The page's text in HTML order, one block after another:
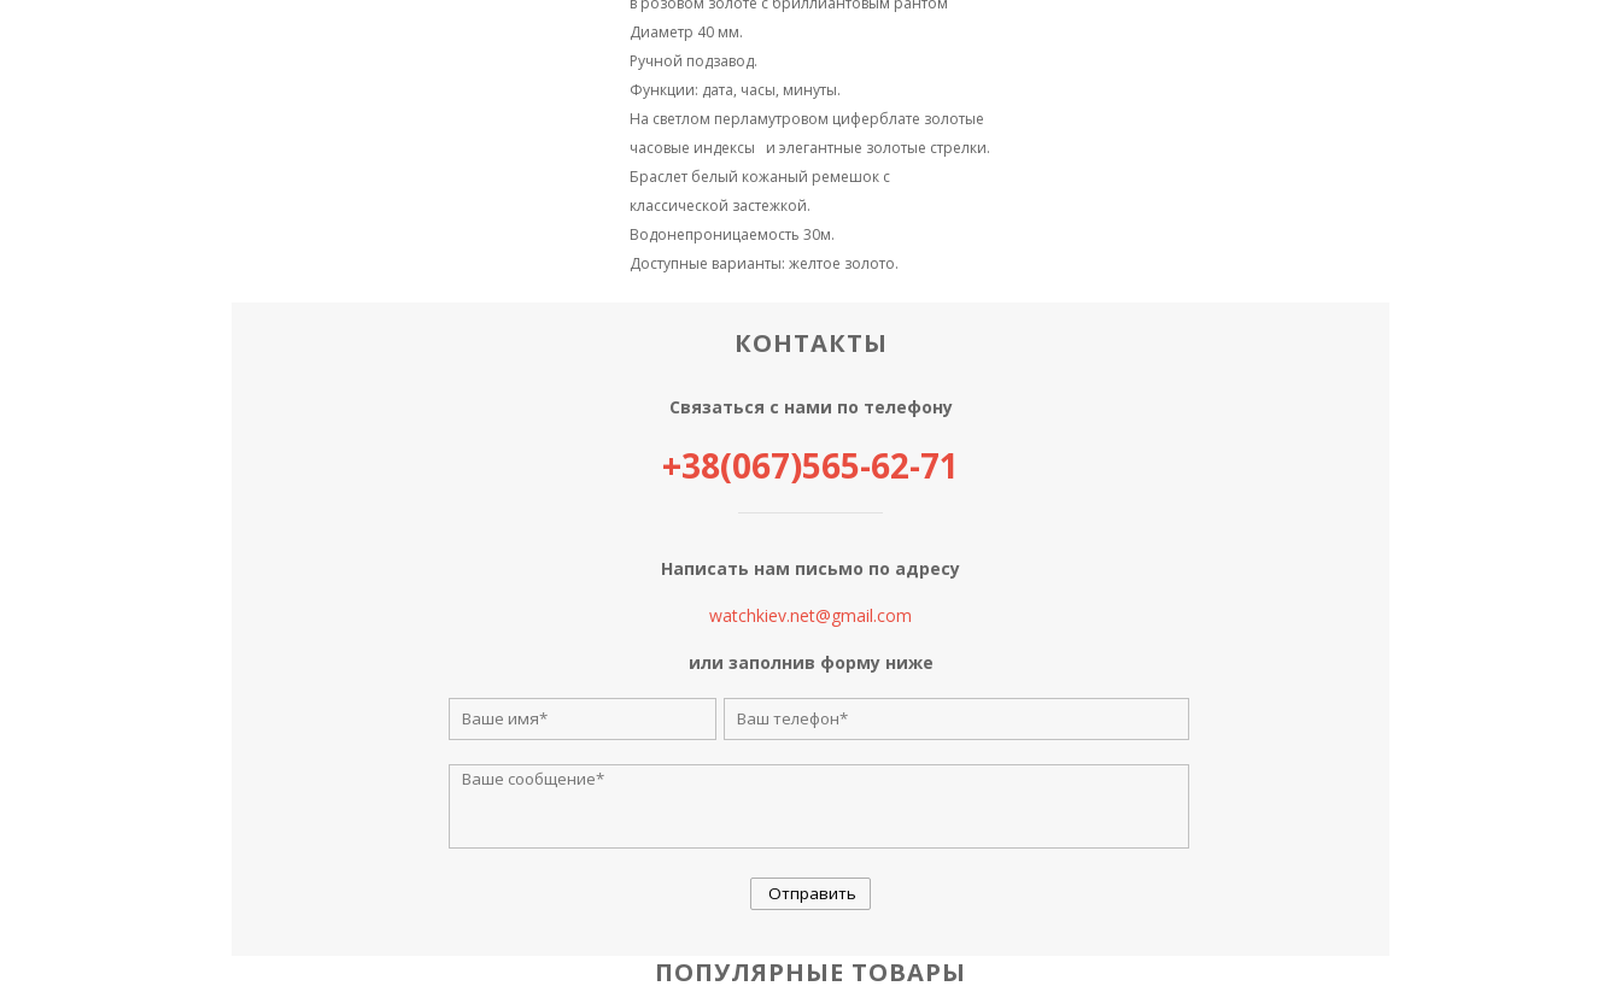
Диаметр 40 мм.
Ручной подзавод.
Функции: дата, часы, минуты.
На светлом перламутровом циферблате золотые
часовые индексы и элегантные золотые стрелки.
Браслет белый кожаный ремешок с
классической застежкой.
Водонепроницаемость 30м.
Доступные варианты: желтое золото.
КОНТАКТЫ
Связаться с нами по телефону
+38(067)565-62-71
Написать нам письмо по адресу
watchkiev.net@gmail.com
или заполнив форму ниже
ПОПУЛЯРНЫЕ ТОВАРЫ